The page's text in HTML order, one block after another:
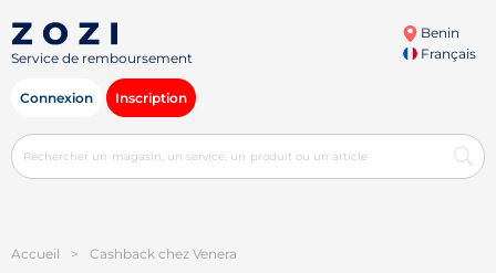
Service de remboursement
Benin
Français
Connexion Inscription
Accueil > Cashback chez Venera